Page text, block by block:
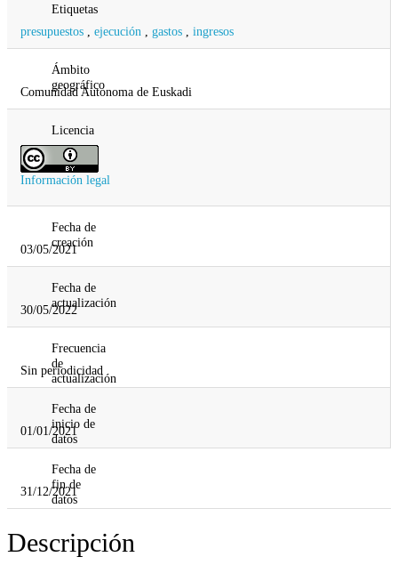
Etiquetas
presupuestos
ejecución gastos ingresos
Ámbito
geográfico
Comunidad Autonoma de Euskadi
Licencia
Información legal
Fecha de
creación
03/05/2021
Fecha de
actualización
30/05/2022
Frecuencia
de
actualización
Sin periodicidad
Fecha de
inicio de
datos
01/01/2021
Fecha de
fin de
datos
31/12/2021
Descripción